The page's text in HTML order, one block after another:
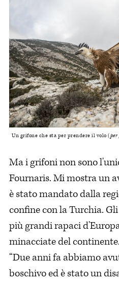
Un grifone che sta per prendere il volo (
Ma i grifoni non sono
Fournaris. Mi mostra un
è stato mandato dalla
confine con la Turchia.
più grandi rapaci
minacciate del
“Due anni fa abbiamo
boschivo ed è stato un